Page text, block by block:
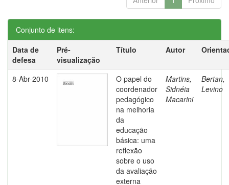
Conjunto de itens:
Data de
defesa
Pré-
visualização
Título Autor
8-Abr-2010
O papel do
coordenador
pedagógico
na melhoria
da
educação
básica: uma
reflexão
sobre o uso
da avaliação
externa
Martins,
Sidnéia
Macarini
Bertan,
Levino